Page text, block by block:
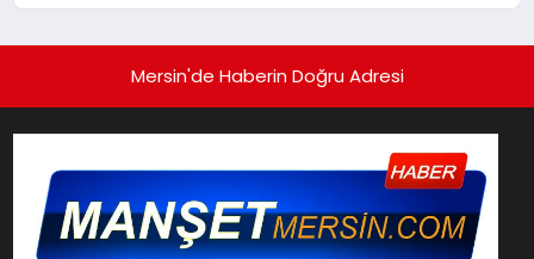
Mersin'de Haberin Doğru Adresi